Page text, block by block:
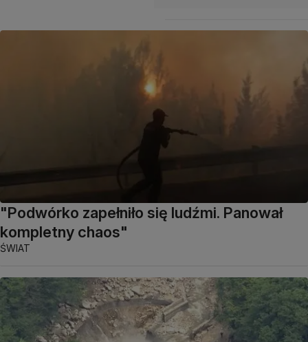
"Podwórko zapełniło się ludźmi. Panował
kompletny chaos"
ŚWIAT